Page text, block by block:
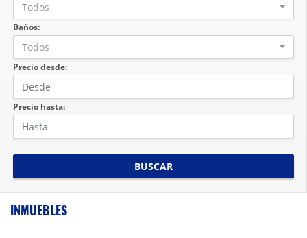
Todos
Baños:
Todos
Precio desde:
Precio hasta:
BUSCAR
INMUEBLES